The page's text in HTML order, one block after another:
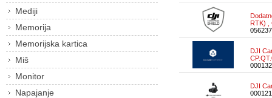
Mediji
Memorija
Memorijska kartica
Miš
Monitor
Napajanje
RTK) ,
DJI
DJI